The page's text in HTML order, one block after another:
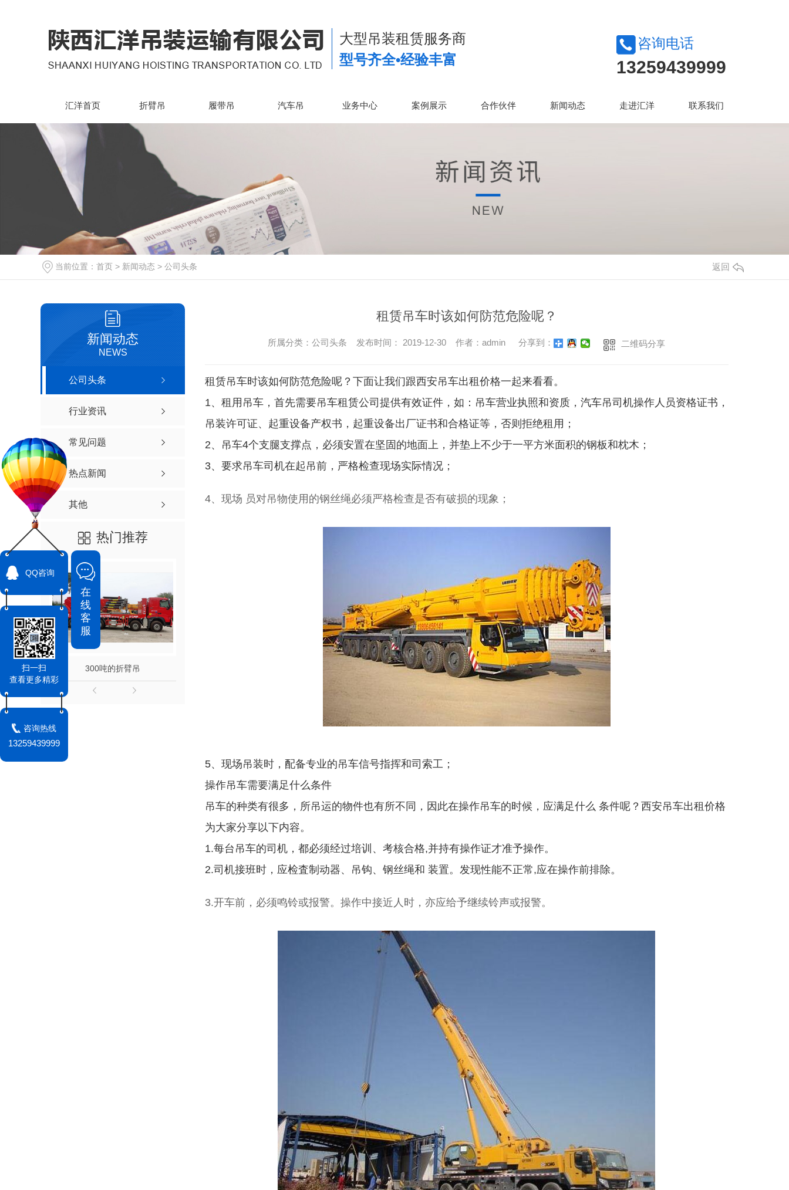
大型吊装租赁服务商
型号齐全•经验丰富
咨询电话
13259439999
汇洋首页 折臂吊 履带吊 汽车吊 业务中心 案例展示 合作伙伴 新闻动态 走进汇洋 联系我们
当前位置： 首页 > 新闻动态 > 公司头条 返回
新闻动态
NEWS
公司头条
行业资讯
常见问题
热点新闻
其他
热门推荐
300吨的折臂吊 西安吊装租赁哪家好 西安吊装租赁公司
租赁吊车时该如何防范危险呢？
所属分类：公司头条 发布时间： 2019-12-30 作者：admin 分享到： 二维码分享
租赁吊车时该如何防范危险呢？下面让我们跟西安吊车出租价格一起来看看。
1、租用吊车，首先需要吊车租赁公司提供有效证件，如：吊车营业执照和资质，汽车吊司机操作人员资格证书，
吊装许可证、起重设备产权书，起重设备出厂证书和合格证等，否则拒绝租用；
2、吊车4个支腿支撑点，必须安置在坚固的地面上，并垫上不少于一平方米面积的钢板和枕木；
3、要求吊车司机在起吊前，严格检查现场实际情况；
4、现场 员对吊物使用的钢丝绳必须严格检查是否有破损的现象；
5、现场吊装时，配备专业的吊车信号指挥和司索工；
操作吊车需要满足什么条件
吊车的种类有很多，所吊运的物件也有所不同，因此在操作吊车的时候，应满足什么 条件呢？西安吊车出租价格
为大家分享以下内容。
1.每台吊车的司机，都必须经过培训、考核合格,并持有操作证才准予操作。
2.司机接班时，应检査制动器、吊钩、钢丝绳和 装置。发现性能不正常,应在操作前排除。
3.开车前，必须鸣铃或报警。操作中接近人时，亦应给予继续铃声或报警。
QQ咨询
扫一扫
查看更多精彩
咨询热线
13259439999
在
线
客
服